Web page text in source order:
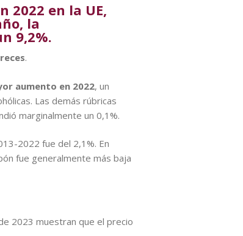
2022 en la UE,
la
9,2%.
.
aumento en 2022, un
Las demás rúbricas
marginalmente un 0,1%.
2022 fue del 2,1%. En
fue generalmente más baja
2023 muestran que el precio